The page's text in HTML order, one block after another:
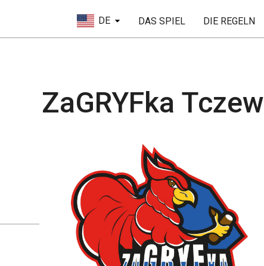
DE DAS SPIEL DIE REGELN
ZaGRYFka Tczew